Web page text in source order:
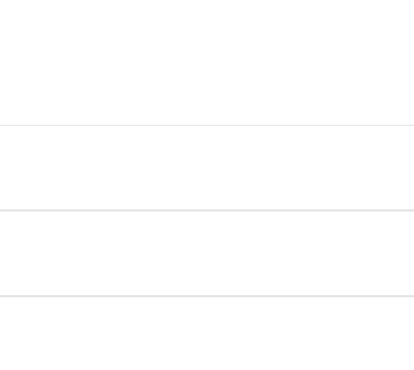
к быстрому порче.
и могут покрыться плесенью.